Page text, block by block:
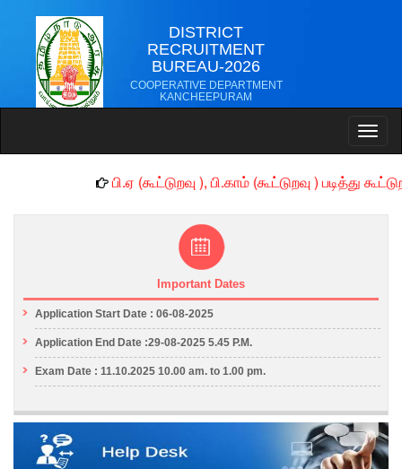
DISTRICT
RECRUITMENT
BUREAU-2026
COOPERATIVE DEPARTMENT
KANCHEEPURAM
பி.ஏ (கூட்டுறவு ), பி.காம் (கூட்டுறவு )
Important Dates
Application Start Date : 06-08-2025
Application End Date :29-08-2025 5.45 P.M.
Exam Date : 11.10.2025 10.00 am. to 1.00 pm.